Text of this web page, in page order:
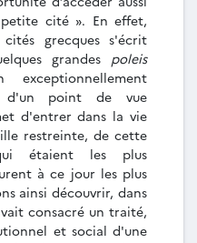
cité ». En effet,
grecques s'écrit
grandes poleis
d'un point de vue
d'entrer dans la vie
restreinte, de cette
étaient les plus
à ce jour les plus
ainsi découvrir, dans
consacré un traité,
et social d'une